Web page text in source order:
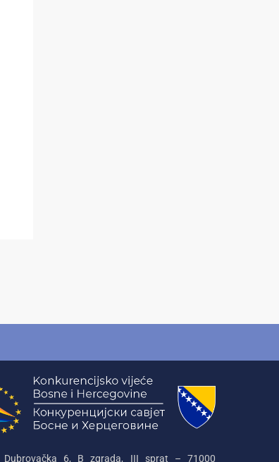
Dubrovačka 6, B zgrada, III sprat – 71000‌